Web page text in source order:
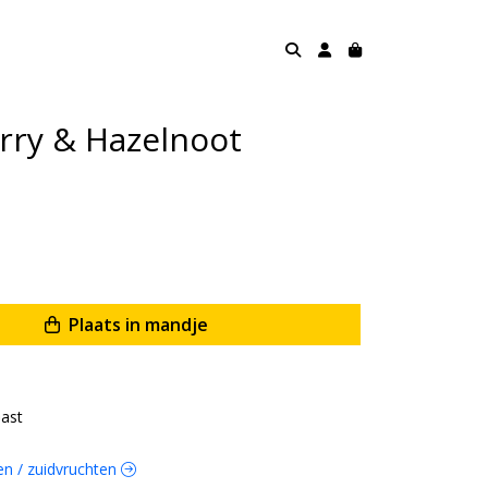
& Hazelnoot
Plaats in mandje
/ zuidvruchten